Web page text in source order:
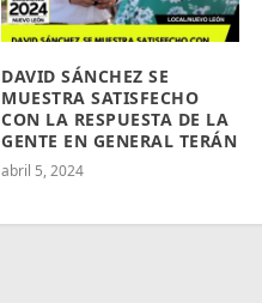
DAVID SÁNCHEZ SE
MUESTRA SATISFECHO
CON LA RESPUESTA DE LA
GENTE EN GENERAL TERÁN
abril 5, 2024